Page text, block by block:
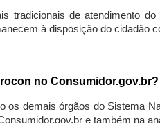
tradicionais de atendimento
à disposição do cidadão
no Consumidor.gov.br?
os demais órgãos do Sistema
e também na